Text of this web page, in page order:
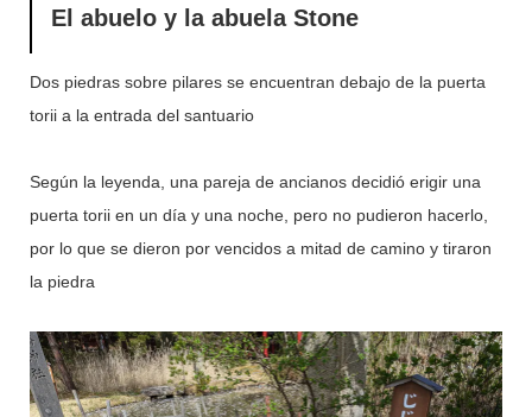
El abuelo y la abuela Stone
Dos piedras sobre pilares se encuentran debajo de la puerta
torii a la entrada del santuario
Según la leyenda, una pareja de ancianos decidió erigir una
puerta torii en un día y una noche, pero no pudieron hacerlo,
por lo que se dieron por vencidos a mitad de camino y tiraron
la piedra